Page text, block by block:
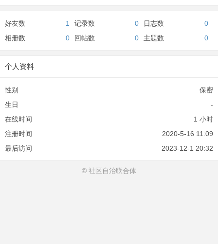
好友数 1 记录数 0 日志数
0
相册数
0 回帖数 0 主题数 0
个人资料
性别
保密
生日
-
在线时间
1 小时
注册时间
2020-5-16 11:09
最后访问
2023-12-1 20:32
© 社区自治联合体